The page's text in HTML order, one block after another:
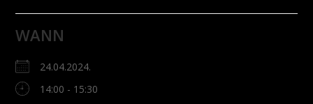
WANN
24.04.2024.
14:00 - 15:30